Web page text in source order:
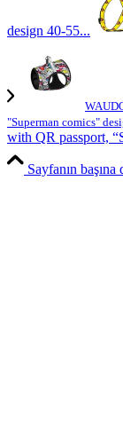
design 40-55...
"Superman comics"
with QR passport,
Sayfanın başına